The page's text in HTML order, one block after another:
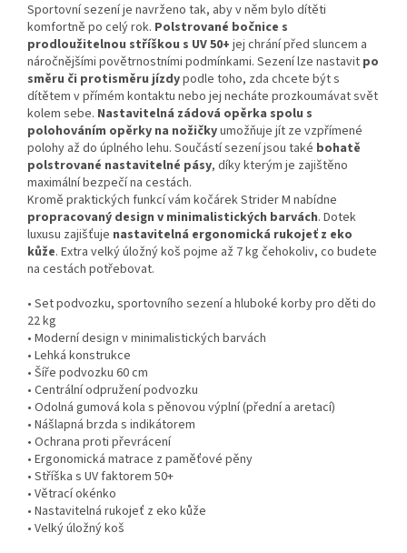
Sportovní sezení je navrženo tak, aby v něm bylo dítěti
komfortně po celý rok. Polstrované bočnice s
prodloužitelnou stříškou s UV 50+ jej chrání před sluncem a
náročnějšími povětrnostními podmínkami. Sezení lze nastavit po
směru či protisměru jízdypodle toho, zda chcete být s
dítětem v přímém kontaktu nebo jej necháte prozkoumávat svět
kolem sebe. Nastavitelná zádová opěrka spolu s
polohováním opěrky na nožičkyumožňuje jít ze vzpřímené
polohy až do úplného lehu. Součástí sezení jsou také bohatě
polstrované nastavitelné pásy, díky kterým je zajištěno
maximální bezpečí na cestách.
Kromě praktických funkcí vám kočárek Strider M nabídne
propracovaný design v minimalistických barvách. Dotek
luxusu zajišťuje nastavitelná ergonomická rukojeť z eko
kůže. Extra velký úložný koš pojme až 7 kg čehokoliv, co budete
na cestách potřebovat.
• Set podvozku, sportovního sezení a hluboké korby pro děti do
22 kg
• Moderní design v minimalistických barvách
• Lehká konstrukce
• Šíře podvozku 60 cm
• Centrální odpružení podvozku
• Odolná gumová kola s pěnovou výplní (přední a aretací)
• Nášlapná brzda s indikátorem
• Ochrana proti převrácení
• Ergonomická matrace z paměťové pěny
• Stříška s UV faktorem 50+
• Větrací okénko
• Nastavitelná rukojeť z eko kůže
• Velký úložný koš